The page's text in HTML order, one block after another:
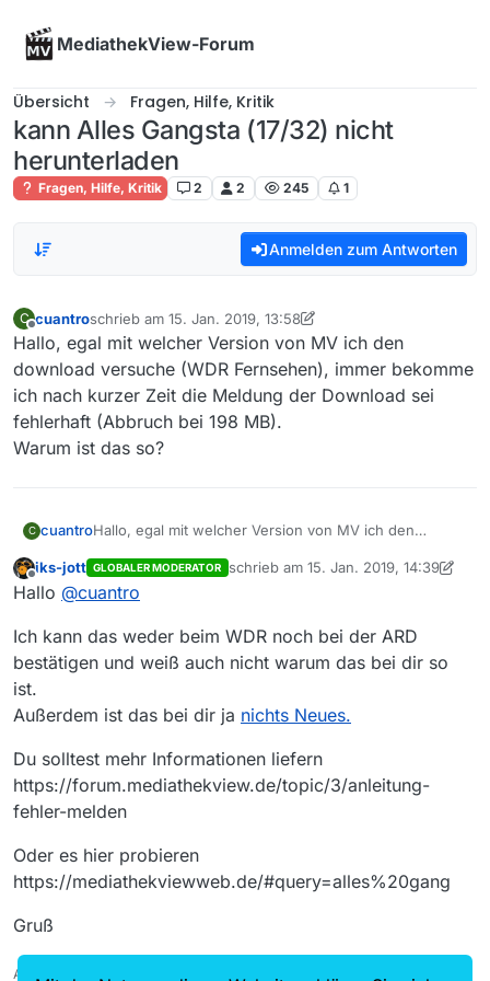
MediathekView-Forum
Übersicht Fragen, Hilfe, Kritik
kann Alles Gangsta (17/32) nicht
herunterladen
Fragen, Hilfe, Kritik 2 2 245 1
Anmelden zum Antworten
C
Offline
cuantroschrieb am 15. Jan. 2019, 13:58
zuletzt editiert von cuantro
Hallo, egal mit welcher Version von MV ich den
download versuche (WDR Fernsehen), immer bekomme
ich nach kurzer Zeit die Meldung der Download sei
fehlerhaft (Abbruch bei 198 MB).
Warum ist das so?
C cuantroHallo, egal mit welcher Version von MV ich den
bekomme ich nach kurzer Zeit die Meldung der
Download sei fehlerhaft (Abbruch bei 198 MB).
Offline
iks-jott GLOBALER MODERATOR schrieb am 15. Jan. 2019, 14:39
zuletzt editiert von iks-jott
Hallo @cuantro
Ich kann das weder beim WDR noch bei der ARD
bestätigen und weiß auch nicht warum das bei dir so
ist.
Außerdem ist das bei dir ja nichts Neues.
Du solltest mehr Informationen liefern
https://forum.mediathekview.de/topic/3/anleitung-
fehler-melden
Oder es hier probieren
https://mediathekviewweb.de/#query=alles%20gang
Gruß
Auch ein Maulwurfn findet mal ein Huhn!